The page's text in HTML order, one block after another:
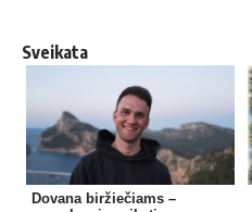
Sveikata
Dovana biržiečiams –